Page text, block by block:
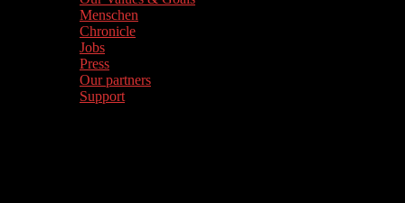
Menschen
Chronicle
Jobs
Press
Our partners
Support